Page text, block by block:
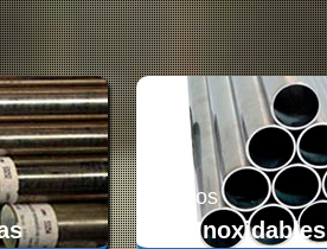
Aceros
Inoxidables